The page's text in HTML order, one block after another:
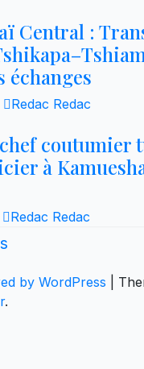
Central :
échanges
Redac Redac
coutumier
à
Redac Redac
by WordPress
.